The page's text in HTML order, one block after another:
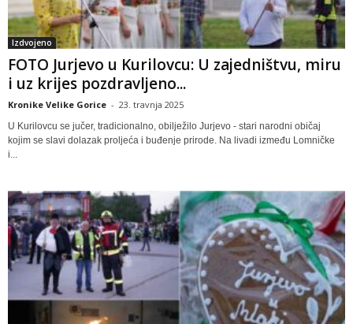
Izdvojeno
FOTO Jurjevo u Kurilovcu: U zajedništvu, miru
i uz krijes pozdravljeno...
Kronike Velike Gorice - 23. travnja 2025
U Kurilovcu se jučer, tradicionalno, obilježilo Jurjevo - stari narodni običaj
kojim se slavi dolazak proljeća i buđenje prirode. Na livadi između Lomničke
i...